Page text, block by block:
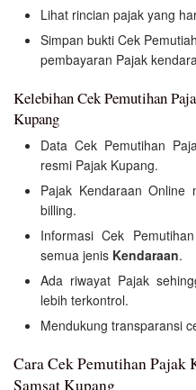
Lihat rincian pajak yang
Simpan bukti Cek
pembayaran Pajak
Kelebihan Cek Pemutihan
Kupang
Data Cek Pemutihan
resmi Pajak Kupang.
Pajak Kendaraan Online
billing.
Informasi Cek
semua jenis Kendaraan.
Ada riwayat Pajak
lebih terkontrol.
Mendukung transparansi
Cara Cek Pemutihan Pajak
Samsat Kupang